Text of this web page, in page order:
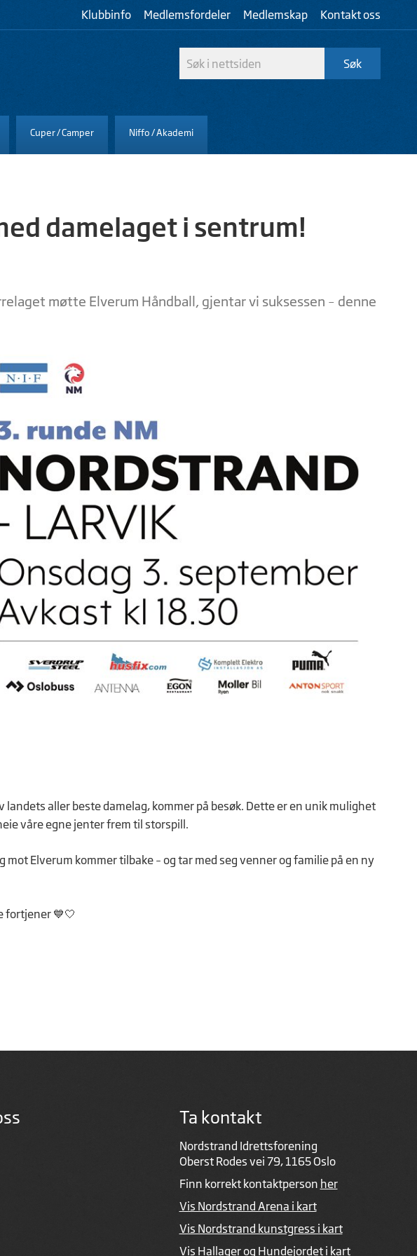
Klubbinfo Medlemsfordeler Medlemskap Kontakt oss
Cuper / Camper Niffo / Akademi
damelaget i sentrum!
møtte Elverum Håndball, gjentar vi suksessen – denne
landets aller beste damelag, kommer på besøk. Dette er en unik mulighet
våre egne jenter frem til storspill.
Elverum kommer tilbake – og tar med seg venner og familie på en ny
fortjener 💙🤍
Ta kontakt
Nordstrand Idrettsforening
Oberst Rodes vei 79, 1165 Oslo
Finn korrekt kontaktperson her
Vis Nordstrand Arena i kart
Vis Nordstrand kunstgress i kart
Vis Hallager og Hundejordet i kart